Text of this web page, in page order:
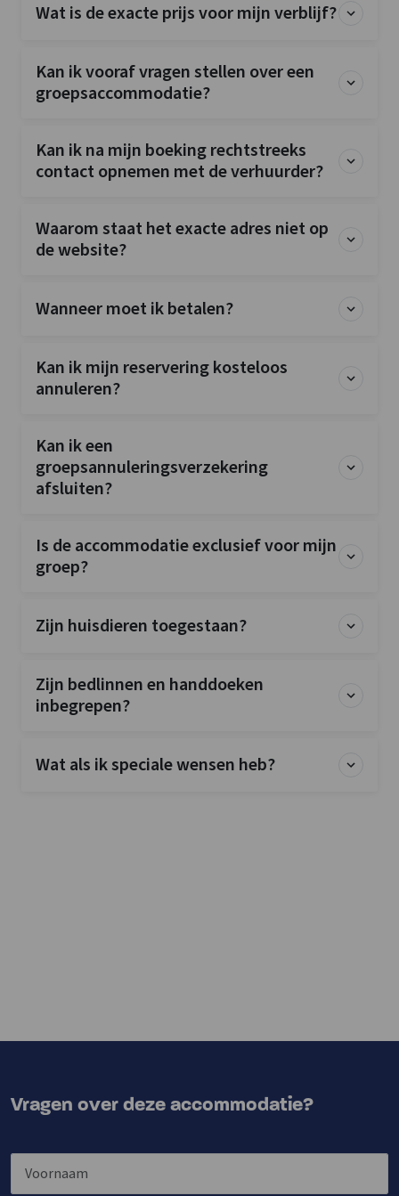
Wat is de exacte prijs voor mijn verblijf?
Kan ik vooraf vragen stellen over een
groepsaccommodatie?
Kan ik na mijn boeking rechtstreeks
contact opnemen met de verhuurder?
Waarom staat het exacte adres niet op
de website?
Wanneer moet ik betalen?
Kan ik mijn reservering kosteloos
annuleren?
Kan ik een
groepsannuleringsverzekering
afsluiten?
Is de accommodatie exclusief voor mijn
groep?
Zijn huisdieren toegestaan?
Zijn bedlinnen en handdoeken
inbegrepen?
Wat als ik speciale wensen heb?
Vragen over deze accommodatie?